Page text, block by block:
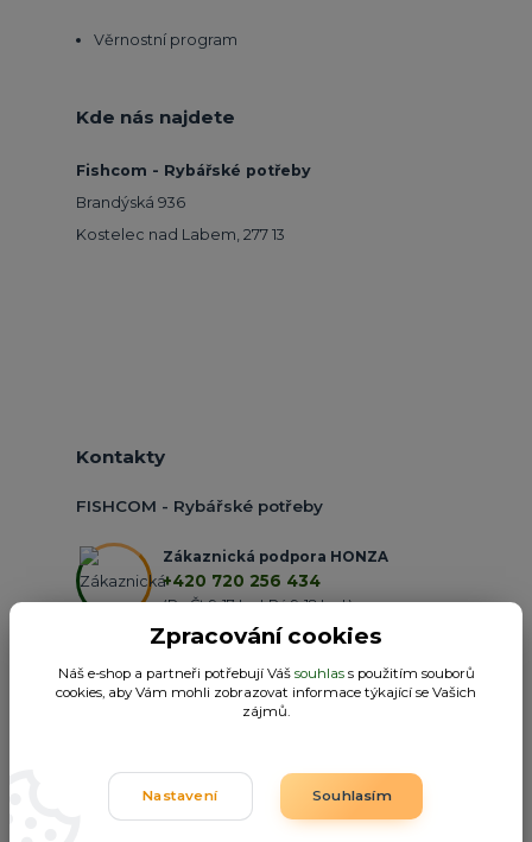
Věrnostní program
Kde nás najdete
Fishcom - Rybářské potřeby
Brandýská 936
Kostelec nad Labem, 277 13
Kontakty
FISHCOM - Rybářské potřeby
Zákaznická podpora HONZA
+420 720 256 434
(Po-Čt 9-17 hod.,Pá 9-18 hod.)
Zpracování cookies
Náš e-shop a partneři potřebují Váš souhlass použitím souborů
cookies, aby Vám mohli zobrazovat informace týkající se Vašich
zájmů.
Nastavení Souhlasím